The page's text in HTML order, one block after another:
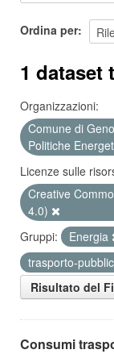
Ordina per
1 dataset
Organizzazioni:
Comune di
Politiche
Licenze sulle
Creative
4.0)
Gruppi:
Energia
trasporto-
Risultato del
Consumi